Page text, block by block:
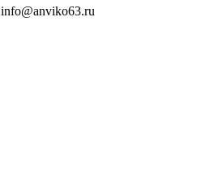
info@anviko63.ru